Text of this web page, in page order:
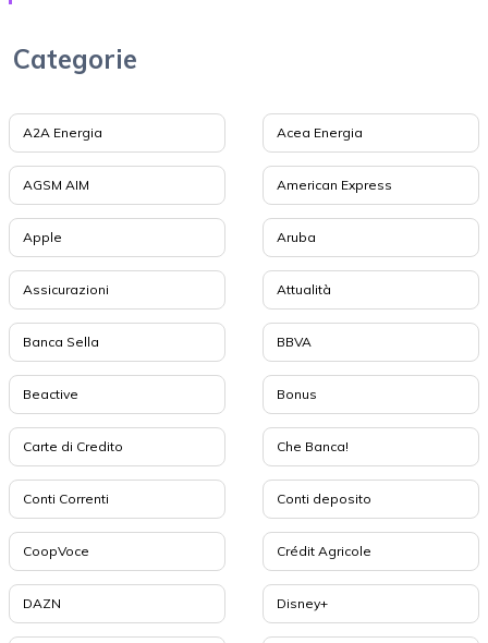
Categorie
A2A Energia Acea Energia
AGSM AIM American Express
Apple Aruba
Assicurazioni Attualità
Banca Sella BBVA
Beactive Bonus
Carte di Credito Che Banca!
Conti Correnti Conti deposito
CoopVoce Crédit Agricole
DAZN Disney+